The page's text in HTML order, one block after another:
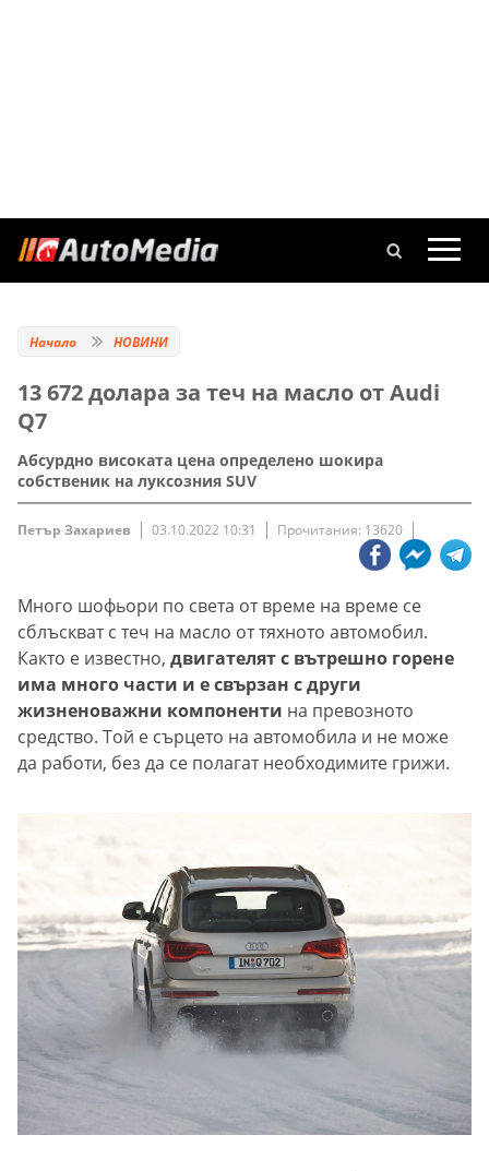
Начало НОВИНИ
13 672 долара за теч на масло от Audi
Q7
Абсурдно високата цена определено шокира
собственик на луксозния SUV
Петър Захариев 03.10.2022 10:31 Прочитания: 13620
Много шофьори по света от време на време се
сблъскват с теч на масло от тяхното автомобил.
Както е известно, двигателят с вътрешно горене
има много части и е свързан с други
жизненоважни компоненти на превозното
средство. Той е сърцето на автомобила и не може
да работи, без да се полагат необходимите грижи.